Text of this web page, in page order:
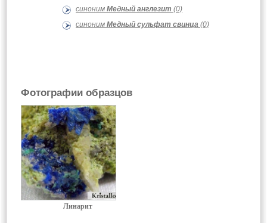
синоним Медный англезит (0)
синоним Медный сульфат свинца (0)
Фотографии образцов
Линарит